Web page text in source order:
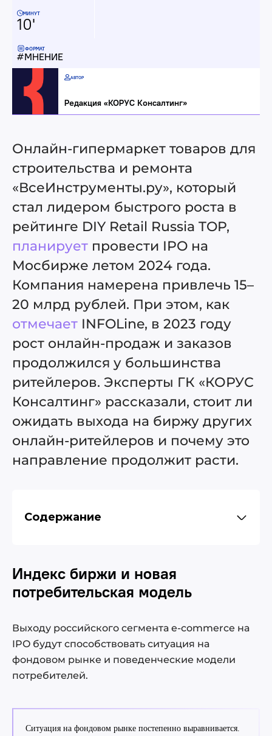
МИНУТ
10'
ФОРМАТ
МНЕНИЕ
АВТОР
Редакция «КОРУС Консалтинг»
Онлайн-гипермаркет товаров для
строительства и ремонта
«ВсеИнструменты.ру», который
стал лидером быстрого роста в
рейтинге DIY Retail Russia TOP,
планирует провести IPO на
Мосбирже летом 2024 года.
Компания намерена привлечь 15–
20 млрд рублей. При этом, как
отмечает INFOLine, в 2023 году
рост онлайн-продаж и заказов
продолжился у большинства
ритейлеров. Эксперты ГК «КОРУС
Консалтинг» рассказали, стоит ли
ожидать выхода на биржу других
онлайн-ритейлеров и почему это
направление продолжит расти.
Содержание
модель
Точки роста найдут системы аналитики
данных
Индекс биржи и новая
потребительская модель
Выходу российского сегмента e-commerce на
IPO будут способствовать ситуация на
фондовом рынке и поведенческие модели
потребителей.
Ситуация на фондовом рынке постепенно выравнивается.